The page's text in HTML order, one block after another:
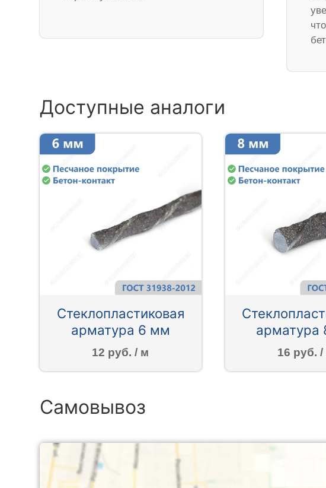
Доступные аналоги
Стеклопластиковая
арматура 6 мм
12 руб. / м
арматура
16 руб.
Самовывоз